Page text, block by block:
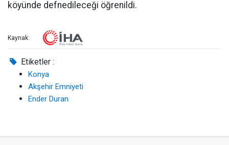
köyünde defnedileceği öğrenildi.
Kaynak:
Etiketler :
Konya
Akşehir Emniyeti
Ender Duran